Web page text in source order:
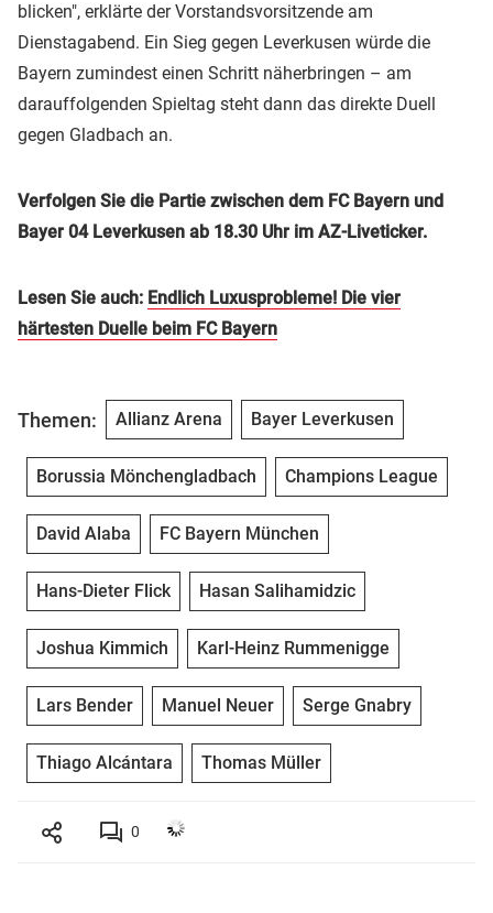
blicken", erklärte der Vorstandsvorsitzende am
Dienstagabend. Ein Sieg gegen Leverkusen würde die
Bayern zumindest einen Schritt näherbringen – am
darauffolgenden Spieltag steht dann das direkte Duell
gegen Gladbach an.
Verfolgen Sie die Partie zwischen dem FC Bayern und
Bayer 04 Leverkusen ab 18.30 Uhr im AZ-Liveticker.
Lesen Sie auch: Endlich Luxusprobleme! Die vier
härtesten Duelle beim FC Bayern
Themen: Allianz Arena Bayer Leverkusen
Borussia Mönchengladbach Champions League
David Alaba FC Bayern München
Hans-Dieter Flick Hasan Salihamidzic
Joshua Kimmich Karl-Heinz Rummenigge
Lars Bender Manuel Neuer Serge Gnabry
Thiago Alcántara Thomas Müller
0